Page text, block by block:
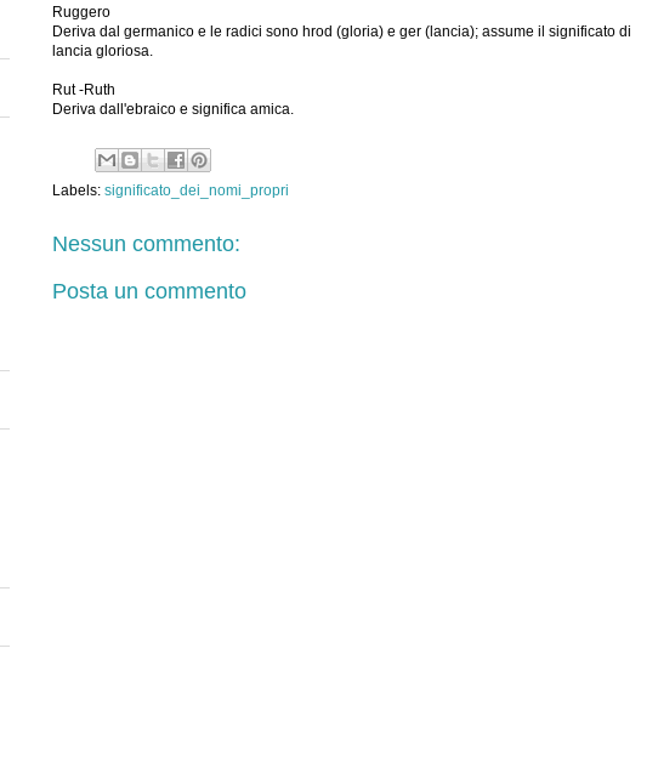
Ruggero
Deriva dal germanico e le radici sono hrod (gloria) e ger (lancia); assume il significato di
lancia gloriosa.
Rut -Ruth
Deriva dall'ebraico e significa amica.
Labels: significato_dei_nomi_propri
Nessun commento:
Posta un commento